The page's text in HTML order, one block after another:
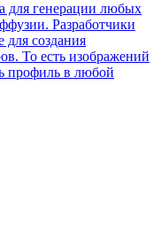
для генерации любых
Разработчики
для создания
То есть изображений
профиль в любой